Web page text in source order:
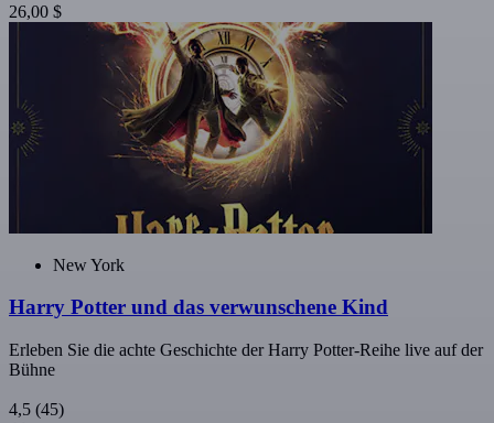
26,00 $
New York
Harry Potter und das verwunschene Kind
Erleben Sie die achte Geschichte der Harry Potter-Reihe live auf der
Bühne
4,5 (45)